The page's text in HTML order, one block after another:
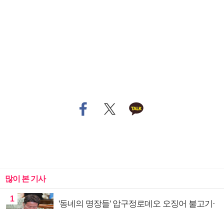
많이 본 기사
1
'동네의 명장들' 압구정로데오 오징어 불고기·